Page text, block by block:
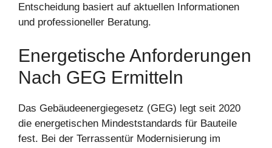
Entscheidung basiert auf aktuellen Informationen
und professioneller Beratung.
Energetische Anforderungen
Nach GEG Ermitteln
Das Gebäudeenergiegesetz (GEG) legt seit 2020
die energetischen Mindeststandards für Bauteile
fest. Bei der Terrassentür Modernisierung im